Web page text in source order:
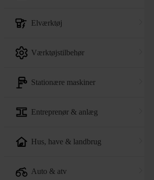
elværktøj
værktøjstilbehør
stationære maskiner
entreprenør & anlæg
hus, have & landbrug
auto & atv